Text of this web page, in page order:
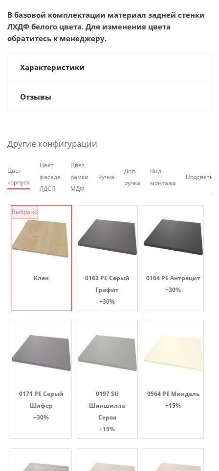
В базовой комплектации материал задней стенки
ЛХДФ белого цвета. Для изменения цвета
обратитесь к менеджеру.
Характеристики
Отзывы
Другие конфигурации
Цвет
корпуса
Цвет
фасада
ЛДСП
Цвет
рамки
МДФ
Ручка
Доп.
ручка
Вид
монтажа
Подсветка
Клен
Выбрано
0162 PE Серый
Графит
+30%
0164 PE Антрацит
+30%
0171 PE Серый
Шифер
+30%
0197 SU
Шиншилла
Серая
+15%
0564 PE Миндаль
+15%